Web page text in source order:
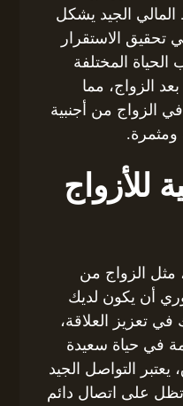
الجيد يشكل
الاستقرار
المختلفة
الزواج، مما
الزواج من أجنبية
ومثمرة.
للأزواج
مثل الزواج من
أن يكون لديك
تعزيز العلاقة،
في حياة سعيدة
التواصل الجيد
على اتصال دائم